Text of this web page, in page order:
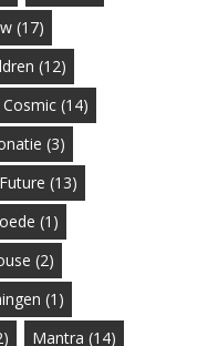
(17)
(12)
Cosmic (14)
(3)
Future (13)
(1)
(2)
(1)
Mantra (14)